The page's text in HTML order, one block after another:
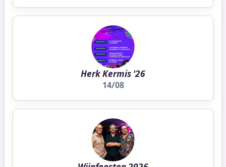
Herk Kermis '26
14/08